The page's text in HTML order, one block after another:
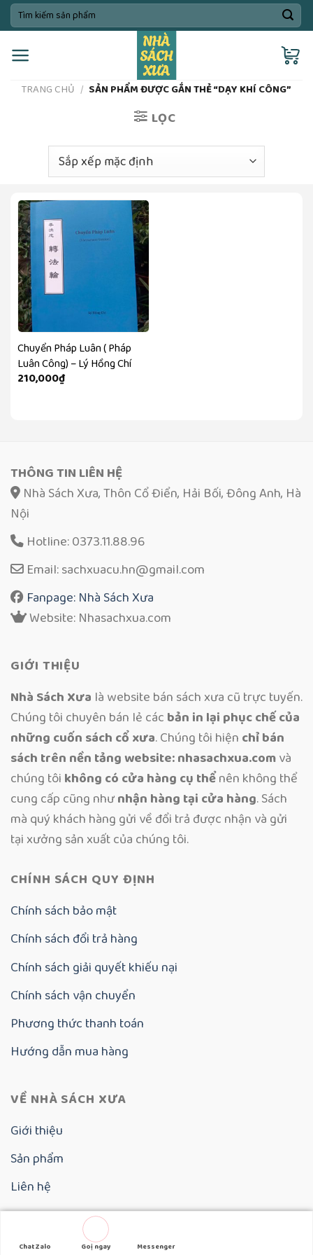
Skip
to
content
Tìm
kiếm:
TRANG CHỦ / SẢN PHẨM ĐƯỢC GẮN THẺ “DẠY KHÍ CÔNG”
LỌC
Chuyển Pháp Luân ( Pháp
Luân Công) – Lý Hồng Chí
210,000₫
THÔNG TIN LIÊN HỆ
Nhà Sách Xưa, Thôn Cổ Điển, Hải Bối, Đông Anh, Hà
Nội
Hotline: 0373.11.88.96
Email: sachxuacu.hn@gmail.com
Fanpage: Nhà Sách Xưa
Website: Nhasachxua.com
GIỚI THIỆU
Nhà Sách Xưa là website bán sách xưa cũ trực tuyến.
Chúng tôi chuyên bán lẻ các bản in lại phục chế của
những cuốn sách cổ xưa. Chúng tôi hiện chỉ bán
sách trên nền tảng website: nhasachxua.comvà
chúng tôi không có cửa hàng cụ thểnên không thể
cung cấp cũng nhưnhận hàng tại cửa hàng. Sách
mà quý khách hàng gửi về đổi trả được nhận và gửi
tại xưởng sản xuất của chúng tôi.
CHÍNH SÁCH QUY ĐỊNH
Chính sách bảo mật
Chính sách đổi trả hàng
Chính sách giải quyết khiếu nại
Chính sách vận chuyển
Phương thức thanh toán
Hướng dẫn mua hàng
VỀ NHÀ SÁCH XƯA
Giới thiệu
Sản phẩm
Liên hệ
Copyright 2025 ©Nhà Sách Xưa
Chat Zalo Goị ngay Messenger